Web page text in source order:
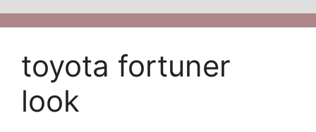
toyota fortuner
look